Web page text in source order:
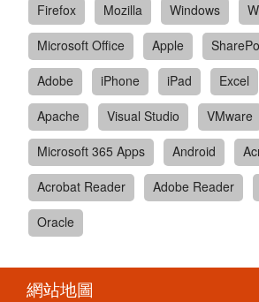
Firefox
Mozilla Windows
Microsoft Office
Apple
Adobe
iPhone iPad Excel
Apache
Visual Studio VMware
Microsoft 365 Apps
Android
Acrobat Reader
Adobe Reader
Oracle
網站地圖